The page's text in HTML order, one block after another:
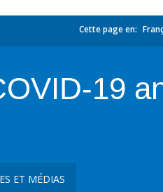
Cette page en:
19
ET MÉDIAS